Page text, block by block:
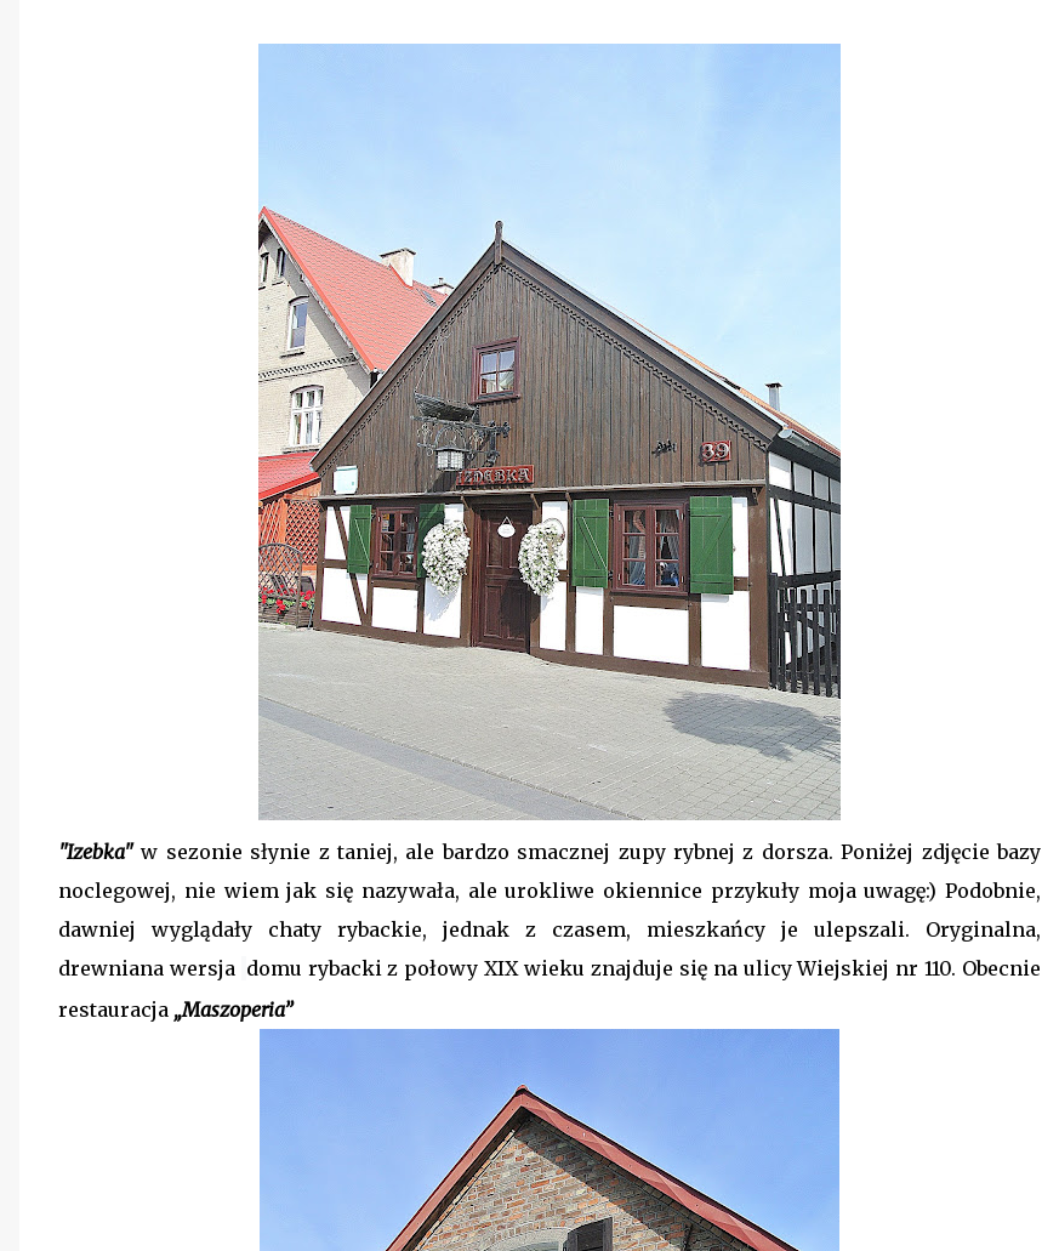
"Izebka"w sezonie słynie z taniej, ale bardzo smacznej zupy rybnej z dorsza. Poniżej zdjęcie bazy
noclegowej, nie wiem jak się nazywała, ale urokliwe okiennice przykuły moja uwagę:) Podobnie,
dawniej wyglądały chaty rybackie, jednak z czasem, mieszkańcy je ulepszali. Oryginalna,
drewniana wersja domu rybacki z połowy XIX wieku znajduje się na ulicy Wiejskiej nr 110. Obecnie
restauracja „Maszoperia”